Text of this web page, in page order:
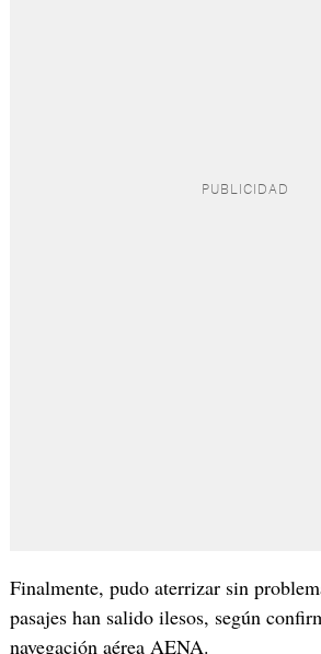
Finalmente, pudo aterrizar sin
pasajes han salido ilesos, según
navegación aérea AENA.